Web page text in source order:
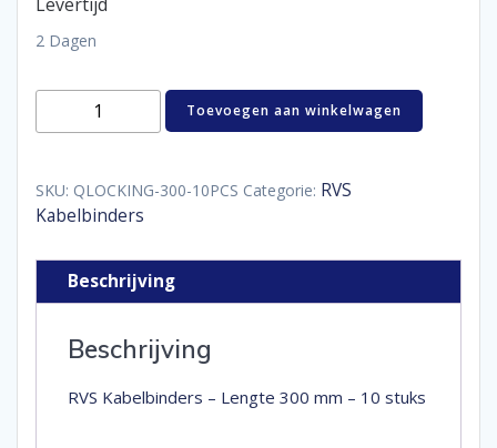
2 Dagen
RVS
Kabelbinders
300
mm
10
stuks
aantal
Toevoegen aan winkelwagen
SKU: QLOCKING-300-10PCS Categorie: RVS
Kabelbinders
Beschrijving
Beschrijving
RVS Kabelbinders – Lengte 300 mm – 10 stuks